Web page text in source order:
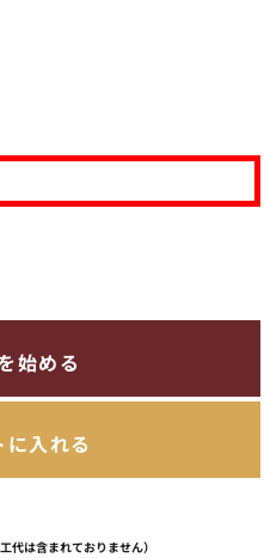
始める
に入れる
代は含まれておりません）